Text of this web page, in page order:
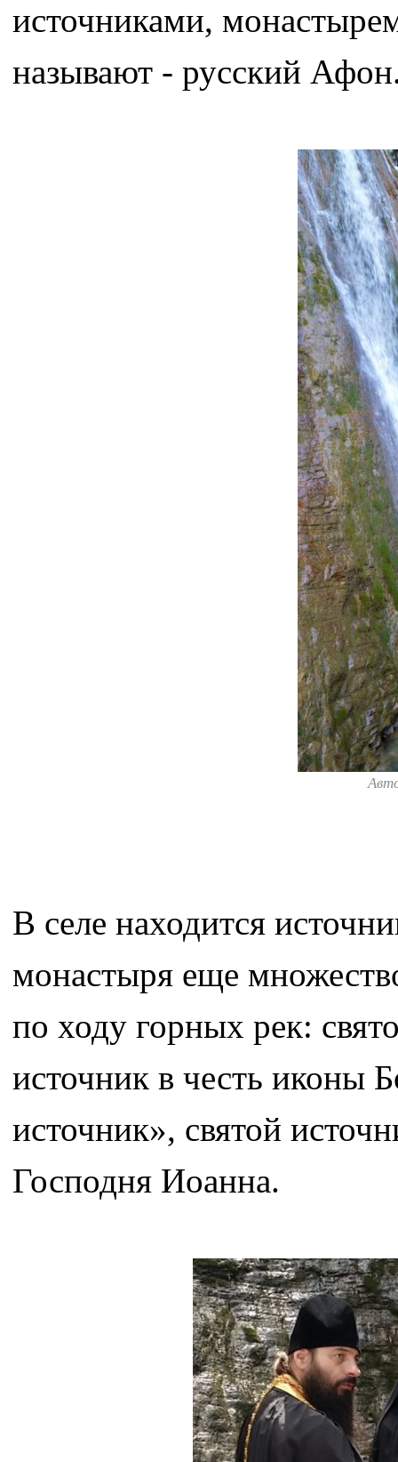
источниками,
называют - русский
В селе находится
монастыря еще
по ходу горных рек:
источник в честь
источник», святой
Господня Иоанна.